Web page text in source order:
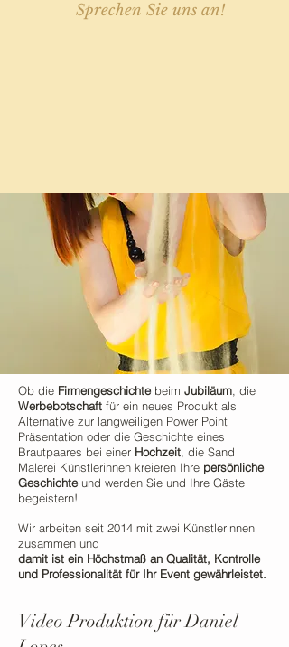
Sprechen Sie uns an!
Ob die Firmengeschichtebeim Jubiläum , die
Werbebotschaft für ein neues Produkt als
Alternative zur langweiligen Power Point
Präsentation oder die Geschichte eines
Brautpaares bei einer Hochzeit , die Sand
Malerei Künstlerinnen kreieren Ihre persönliche
Geschichteund werden Sie und Ihre Gäste
begeistern!
Wir arbeiten seit 2014 mit zwei Künstlerinnen
zusammen und
damit ist ein Höchstmaß an Qualität, Kontrolle
und Professionalität für Ihr Event gewährleistet.
Video Produktion fürDaniel